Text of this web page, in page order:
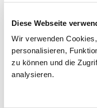
Diese Webseite
Wir verwenden
personalisieren,
zu können und die
analysieren.